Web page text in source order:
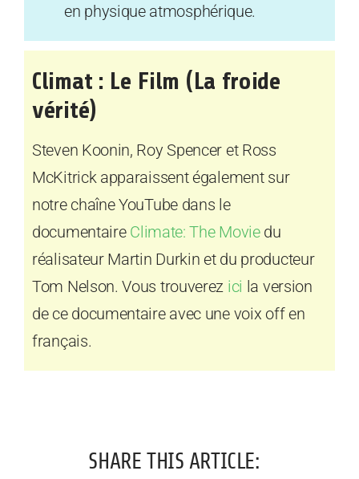
en physique atmosphérique.
Climat : Le Film (La froide
vérité)
Steven Koonin, Roy Spencer et Ross
McKitrick apparaissent également sur
notre chaîne YouTube dans le
documentaire Climate: The Moviedu
réalisateur Martin Durkin et du producteur
Tom Nelson. Vous trouverez ici la version
de ce documentaire avec une voix off en
français.
SHARE THIS ARTICLE: